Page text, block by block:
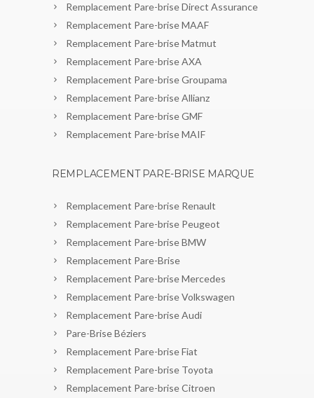
Remplacement Pare-brise Direct Assurance
Remplacement Pare-brise MAAF
Remplacement Pare-brise Matmut
Remplacement Pare-brise AXA
Remplacement Pare-brise Groupama
Remplacement Pare-brise Allianz
Remplacement Pare-brise GMF
Remplacement Pare-brise MAIF
REMPLACEMENT PARE-BRISE MARQUE
Remplacement Pare-brise Renault
Remplacement Pare-brise Peugeot
Remplacement Pare-brise BMW
Remplacement Pare-Brise
Remplacement Pare-brise Mercedes
Remplacement Pare-brise Volkswagen
Remplacement Pare-brise Audi
Pare-Brise Béziers
Remplacement Pare-brise Fiat
Remplacement Pare-brise Toyota
Remplacement Pare-brise Citroen